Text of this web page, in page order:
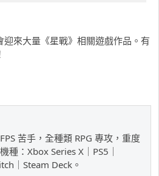
來大量《星戰》相關遊戲作品。有
苦手，全種類 RPG 專攻，重度
種：Xbox Series X｜PS5｜
｜Steam Deck。